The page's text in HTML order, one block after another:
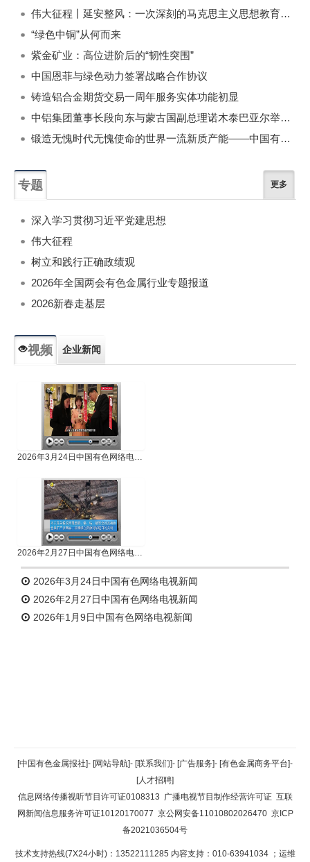
伟大征程丨延安整风：一次深刻的马克思主义思想教育运动
“绿色中铜”从何而来
紫金矿业：高位进阶后的“韧性突围”
中国恩菲与绿色动力签署战略合作协议
铸造铝合金期货交易一周年服务实体功能初显
中铝集团董事长段向东与蒙古国副总理诺木泰巴亚尔举行会谈
锻造无愧时代无愧使命的世界一流新质产能——中国有色金属工业的战略应对与破局之道（二）
专题 更多
深入学习贯彻习近平党建思想
伟大征程
树立和践行正确政绩观
2026年全国两会有色金属行业专题报道
2026新春走基层
视频 企业新闻
2026年3月24日中国有色网络电视新闻
2026年2月27日中国有色网络电视新闻
2026年3月24日中国有色网络电视新闻
2026年2月27日中国有色网络电视新闻
2026年1月9日中国有色网络电视新闻
返回顶部
返回首页
[中国有色金属报社]- [网站导航]- [联系我们]- [广告服务]- [有色金属商务平台]-
[人才招聘]
信息网络传播视听节目许可证0108313 广播电视节目制作经营许可证 互联
网新闻信息服务许可证10120170077 京公网安备11010802026470 京ICP
备2021036504号
技术支持热线(7X24小时)：13522111285 内容支持：010-63941034 ；运维